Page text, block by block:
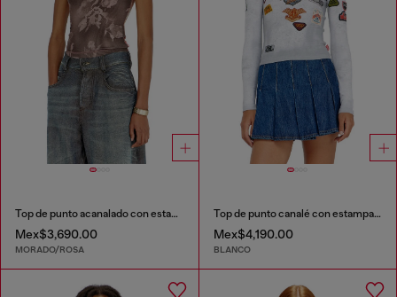
Top de punto acanalado con estampado floral
Mex$3,690.00
MORADO/ROSA
Top de punto canalé con estampado patch all-over
Mex$4,190.00
BLANCO